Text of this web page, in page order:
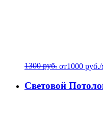
1300 руб. от1000
Световой